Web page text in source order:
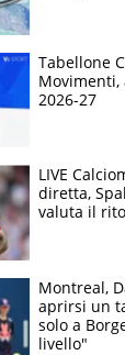
Tabellone
Movimenti,
2026-27
LIVE
diretta,
valuta il
Montreal,
aprirsi un
solo a
livello"